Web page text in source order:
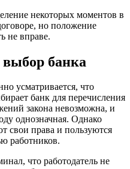
некоторых моментов в
но положение
не вправе.
банка
усматривается, что
банк для перечисления
закона невозможна, и
однозначная. Однако
свои права и пользуются
работников.
что работодатель не